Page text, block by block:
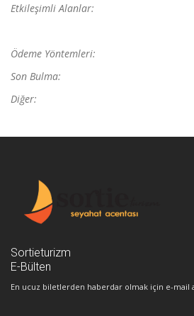
Etkileşimli Alanlar:
Ödeme Yöntemleri:
Son Bulma:
Diğer:
Sortieturizm
E-Bülten
En ucuz biletlerden haberdar olmak için e-mail